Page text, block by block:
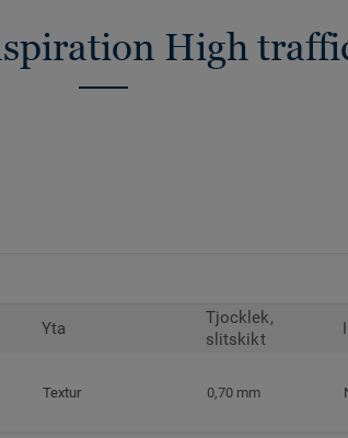
High
Yta
Tjocklek,
slitskikt
Textur 0,70 mm